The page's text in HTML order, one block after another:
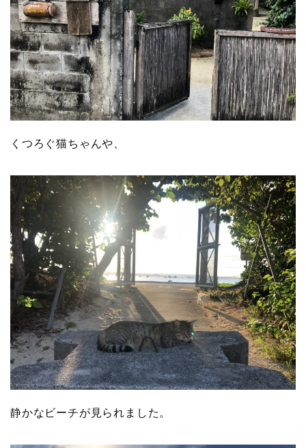
くつろぐ猫ちゃんや、
静かなビーチが見られました。